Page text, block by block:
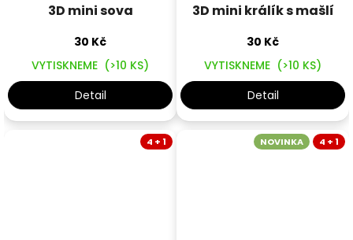
3D mini sova
30 Kč
VYTISKNEME (>10 KS)
Detail
3D mini králík s mašlí
30 Kč
VYTISKNEME (>10 KS)
Detail
4 + 1 NOVINKA 4 + 1